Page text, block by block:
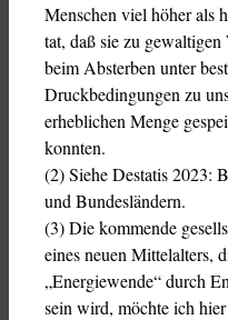
Menschen viel höher als
tat, daß sie zu
beim Absterben unter
Druckbedingungen zu
erheblichen Menge
konnten.
(2) Siehe Destatis 2023:
und Bundesländern.
(3) Die kommende
eines neuen Mittelalters,
„Energiewende“ durch
sein wird, möchte ich